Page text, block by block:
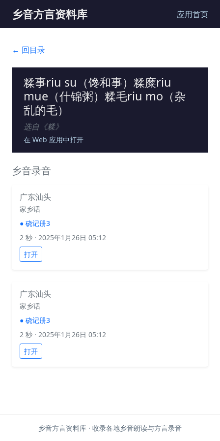
乡音方言资料库 应用首页
← 回目录
糅事riu su（馋和事）糅糜riu
mue（什锦粥）糅毛riu mo（杂
乱的毛）
选自《糅》
在 Web 应用中打开
乡音录音
广东汕头
家乡话
● 硗记册3
2 秒 · 2025年1月26日 05:12
打开
广东汕头
家乡话
● 硗记册3
2 秒 · 2025年1月26日 05:12
打开
乡音方言资料库 · 收录各地乡音朗读与方言录音